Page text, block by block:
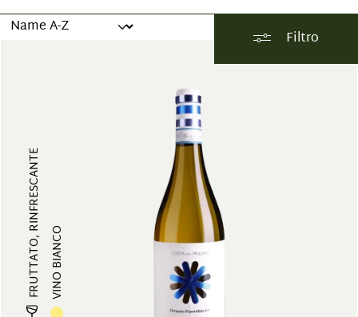
Filtro
FRUTTATO, RINFRESCANTEVINO BIANCO